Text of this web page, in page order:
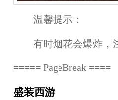
温馨提示：
有时烟花会爆炸，注
===== PageBreak ====
盛装西游